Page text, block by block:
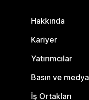
Hakkında
Kariyer
Yatırımcılar
Basın ve medya
İş Ortakları